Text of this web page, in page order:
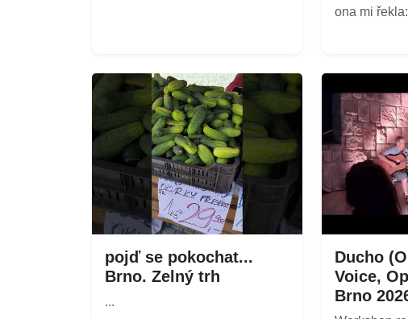
ona mi
pojď se pokochat...
Brno. Zelný trh
...
Ducho
Voice,
Brno